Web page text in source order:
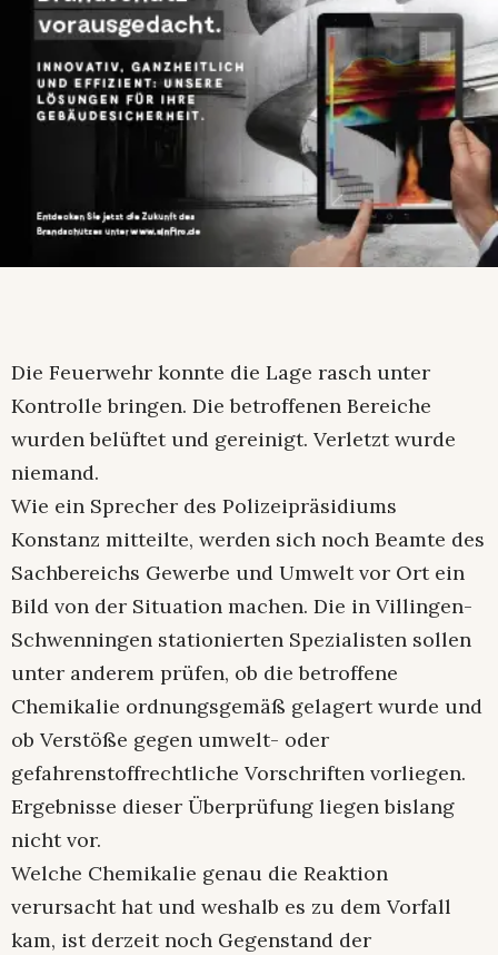
Die Feuerwehr konnte die Lage rasch unter
Kontrolle bringen. Die betroffenen Bereiche
wurden belüftet und gereinigt. Verletzt wurde
niemand.
Wie ein Sprecher des Polizeipräsidiums
Konstanz mitteilte, werden sich noch Beamte des
Sachbereichs Gewerbe und Umwelt vor Ort ein
Bild von der Situation machen. Die in Villingen-
Schwenningen stationierten Spezialisten sollen
unter anderem prüfen, ob die betroffene
Chemikalie ordnungsgemäß gelagert wurde und
ob Verstöße gegen umwelt- oder
gefahrenstoffrechtliche Vorschriften vorliegen.
Ergebnisse dieser Überprüfung liegen bislang
nicht vor.
Welche Chemikalie genau die Reaktion
verursacht hat und weshalb es zu dem Vorfall
kam, ist derzeit noch Gegenstand der